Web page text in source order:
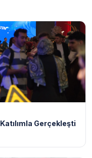
Gerçekleşti